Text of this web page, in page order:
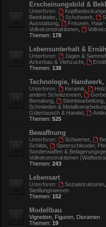
Erscheinungsbild &
Unterforen:
Beinkleider
Schuhwerk
Ausstattung
Frisuren,
Vollrekonstruktionen
Themen: 178
Lebensunterhalt &
Unterforen: Jagen &
Ackerbau & Viehzucht
Themen: 138
Technologie,
Unterforen: Keramik
andere Schnitzereien
Bemalung
Steinbearbeitung,
Schmieden &
Gütertausch & Handel
Themen: 525
Bewaffnung
Unterforen: Schwerter,
Schilde
Speerschleuder,
Sonderwaffen &
Vollrekonstruktionen
Themen: 243
Lebensart
Unterforen: Sozialstrukturen,
Siedlungswesen
Themen: 152
Modellbau
Vignetten, Figuren, Dioramen
Themen: 19